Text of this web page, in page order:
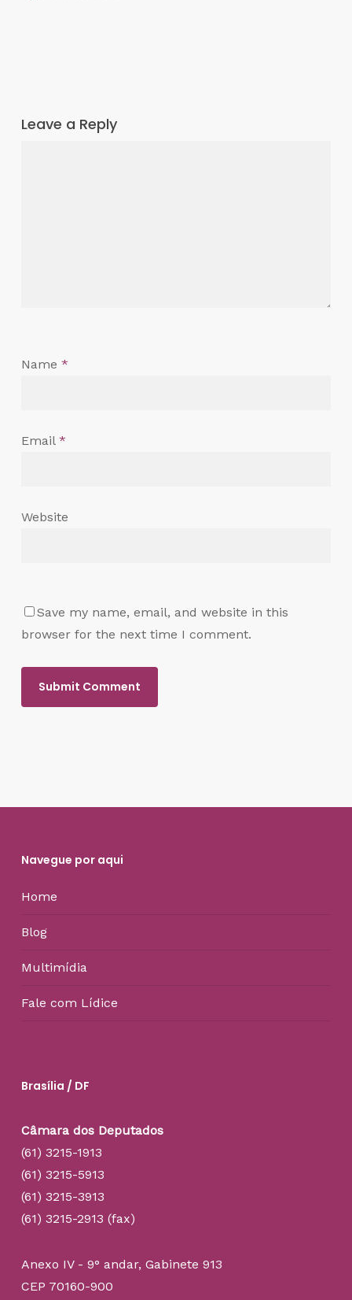
Leave a Reply
Name *
Email *
Website
Save my name, email, and website in this
browser for the next time I comment.
Navegue por aqui
Home
Blog
Multimídia
Fale com Lídice
Brasília / DF
Câmara dos Deputados
(61) 3215-1913
(61) 3215-5913
(61) 3215-3913
(61) 3215-2913 (fax)
Anexo IV - 9° andar, Gabinete 913
CEP 70160-900